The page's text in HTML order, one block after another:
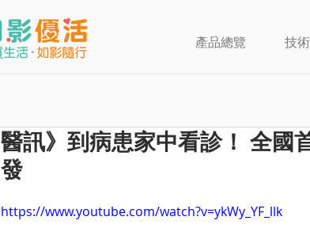
產品總覽 技
醫訊》到病患家中看診！ 全國
發
https://www.youtube.com/watch?v=ykWy_YF_llk